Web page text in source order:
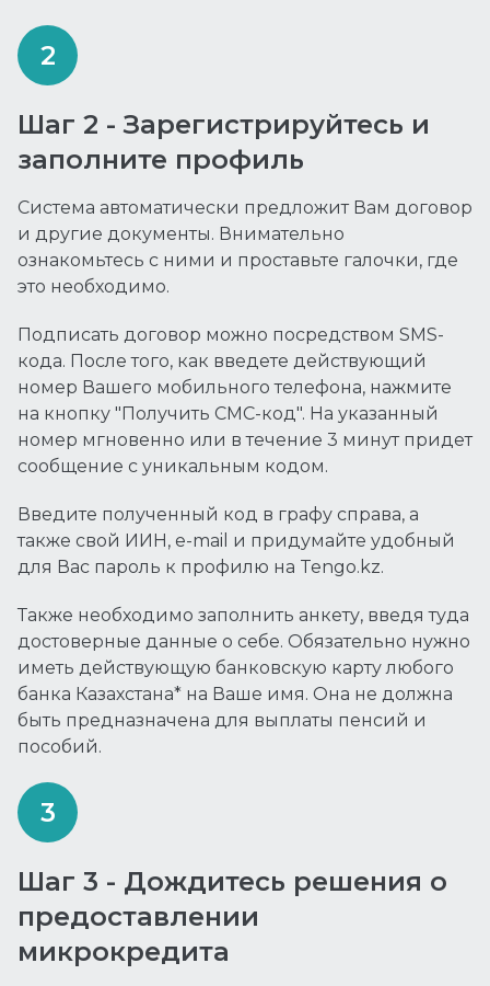
Шаг 2 - Зарегистрируйтесь и
заполните профиль
Система автоматически предложит Вам договор
и другие документы. Внимательно
ознакомьтесь с ними и проставьте галочки, где
это необходимо.
Подписать договор можно посредством SMS-
кода. После того, как введете действующий
номер Вашего мобильного телефона, нажмите
на кнопку "Получить СМС-код". На указанный
номер мгновенно или в течение 3 минут придет
сообщение с уникальным кодом.
Введите полученный код в графу справа, а
также свой ИИН, e-mail и придумайте удобный
для Вас пароль к профилю на Tengo.kz.
Также необходимо заполнить анкету, введя туда
достоверные данные о себе. Обязательно нужно
иметь действующую банковскую карту любого
банка Казахстана* на Ваше имя. Она не должна
быть предназначена для выплаты пенсий и
пособий.
Шаг 3 - Дождитесь решения о
предоставлении
микрокредита